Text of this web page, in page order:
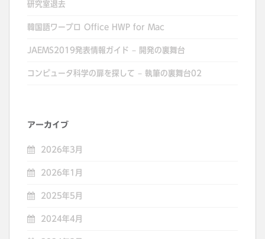
研究室退去
韓国語ワープロ Office HWP for Mac
JAEMS2019発表情報ガイド – 開発の裏舞台
コンピュータ科学の扉を探して – 執筆の裏舞台02
アーカイブ
2026年3月
2026年1月
2025年5月
2024年4月